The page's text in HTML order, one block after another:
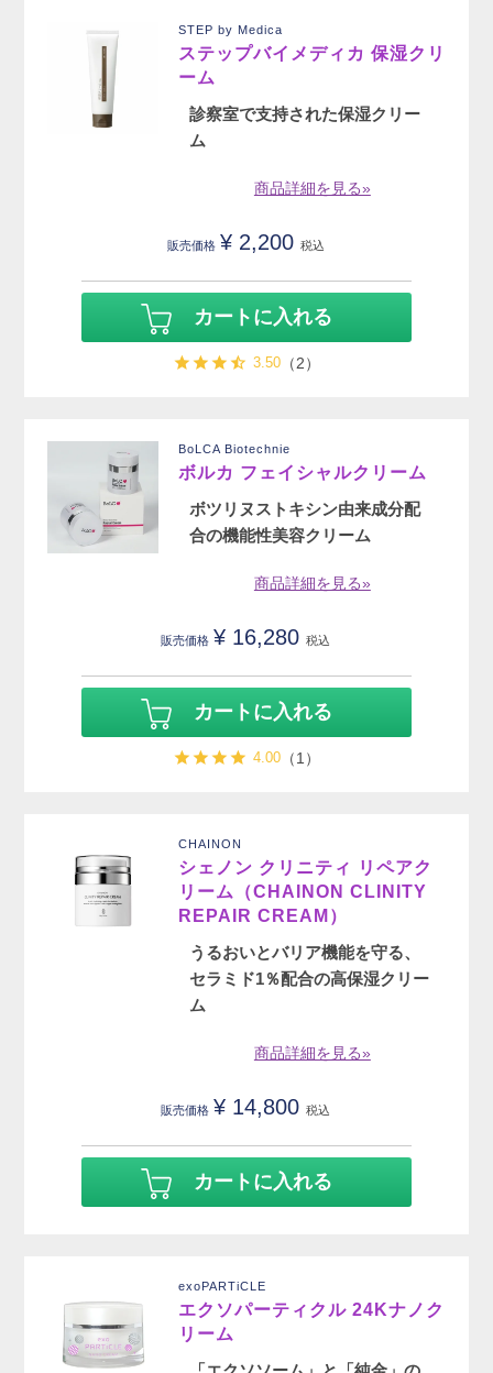
STEP by Medica
ステップバイメディカ 保湿クリ
ーム
診察室で支持された保湿クリー
ム
商品詳細を見る»
販売価格 ¥ 2,200 税込
カートに入れる
3.50 （2）
BoLCA Biotechnie
ボルカ フェイシャルクリーム
ボツリヌストキシン由来成分配
合の機能性美容クリーム
商品詳細を見る»
販売価格 ¥ 16,280 税込
カートに入れる
4.00 （1）
CHAINON
シェノン クリニティ リペアク
リーム（CHAINON CLINITY
REPAIR CREAM）
うるおいとバリア機能を守る、
セラミド1％配合の高保湿クリー
ム
商品詳細を見る»
販売価格 ¥ 14,800 税込
カートに入れる
exoPARTiCLE
エクソパーティクル 24Kナノク
リーム